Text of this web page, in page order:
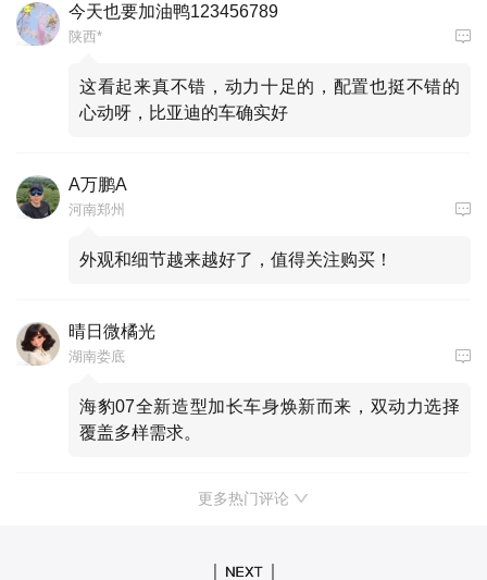
今天也要加油鸭123456789
陕西*
这看起来真不错，动力十足的，配置也挺不错的
心动呀，比亚迪的车确实好
A万鹏A
河南郑州
外观和细节越来越好了，值得关注购买！
晴日微橘光
湖南娄底
海豹07全新造型加长车身焕新而来，双动力选择
覆盖多样需求。
更多热门评论